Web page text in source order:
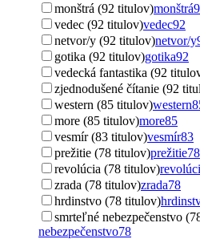
monštrá (92 titulov)monštrá
vedec (92 titulov)vedec92
netvor/y (92 titulov)netvor/y
gotika (92 titulov)gotika92
vedecká fantastika (92
zjednodušené čítanie (92
western (85 titulov)western
more (85 titulov)more85
vesmír (83 titulov)vesmír83
prežitie (78 titulov)prežitie78
revolúcia (78 titulov)
zrada (78 titulov)zrada78
hrdinstvo (78 titulov)
smrteľné nebezpečenstvo
nebezpečenstvo78